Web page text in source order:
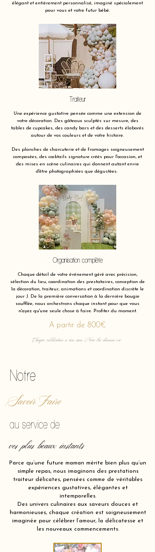
élégant et entièrement personnalisé, imaginé spécialement
pour vous et votre futur bébé.
Traiteur
Une expérience gustative pensée comme une extension de
votre décoration. Des gâteaux sculptés sur mesure, des
tables de cupcakes, des candy bars et des desserts élaborés
autour de vos couleurs et de votre histoire.
Des planches de charcuterie et de fromages soigneusement
composées, des cocktails signature créés pour l'occasion, et
des mises en scène culinaires qui donnent autant envie
d'être photographiées que dégustées.
Organisation complète
Chaque détail de votre événement géré avec précision,
sélection du lieu, coordination des prestataires, conception de
la décoration, traiteur, animations et coordination discrète le
jour J. De la première conversation à la dernière bougie
soufflée, nous orchestrons chaque instant pour que vous
n'ayez qu'une seule chose à faire. Profiter du moment.
A partir de 800€
Chaque célébration a une âme. Nous lui donnons vie.
Notre
Savoir Faire
au service de
vos plus beaux instants
Parce qu’une future maman mérite bien plus qu’un
simple repas, nous imaginons des prestations
traiteur délicates, pensées comme de véritables
expériences gustatives, élégantes et
intemporelles.
Des univers culinaires aux saveurs douces et
harmonieuses, chaque création est soigneusement
imaginée pour célébrer l’amour, la délicatesse et
les nouveaux commencements.